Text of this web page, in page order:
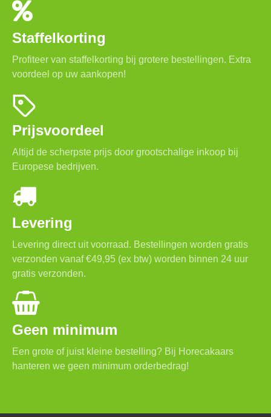
Staffelkorting
Profiteer van staffelkorting bij grotere bestellingen. Extra
voordeel op uw aankopen!
Prijsvoordeel
Altijd de scherpste prijs door grootschalige inkoop bij
Europese bedrijven.
Levering
Levering direct uit voorraad. Bestellingen worden gratis
verzonden vanaf €49,95 (ex btw) worden binnen 24 uur
gratis verzonden.
Geen minimum
Een grote of juist kleine bestelling? Bij Horecakaars
hanteren we geen minimum orderbedrag!